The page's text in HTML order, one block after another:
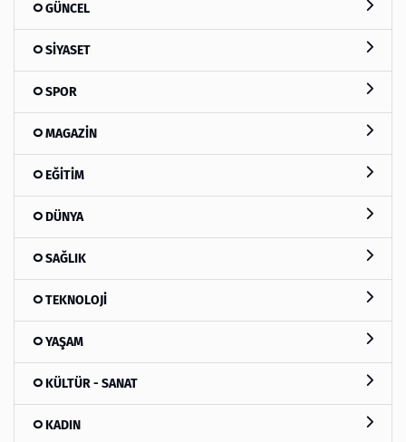
GÜNCEL
SİYASET
SPOR
MAGAZİN
EĞİTİM
DÜNYA
SAĞLIK
TEKNOLOJİ
YAŞAM
KÜLTÜR - SANAT
KADIN